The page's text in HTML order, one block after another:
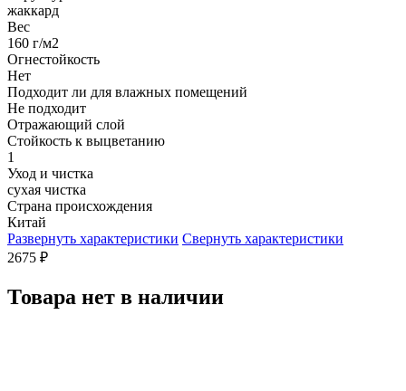
жаккард
Вес
160 г/м2
Огнестойкость
Нет
Подходит ли для влажных помещений
Не подходит
Отражающий слой
Стойкость к выцветанию
1
Уход и чистка
сухая чистка
Страна происхождения
Китай
Развернуть характеристики Свернуть характеристики
2675 ₽
Товара нет в наличии